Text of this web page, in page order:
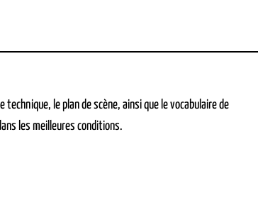
le plan de scène, ainsi que le vocabulaire de
les meilleures conditions.